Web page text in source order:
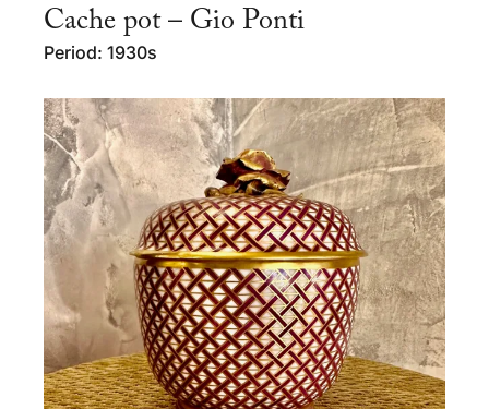
Cache pot – Gio Ponti
Period: 1930s